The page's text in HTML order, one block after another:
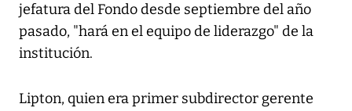
jefatura del Fondo desde septiembre del año
pasado, "hará en el equipo de liderazgo" de la
institución.
Lipton, quien era primer subdirector gerente